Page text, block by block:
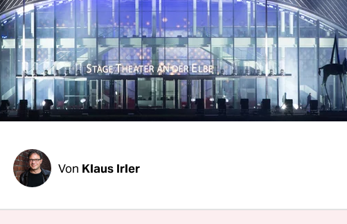
Von Klaus Irler